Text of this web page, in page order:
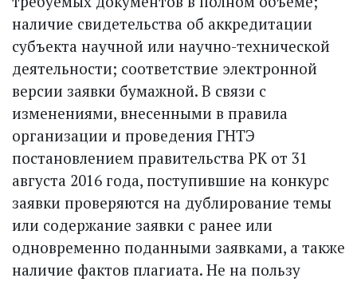
наличие свидетельства об аккредитации
субъекта научной или научно-технической
деятельности; соответствие электронной
версии заявки бумажной. В связи с
изменениями, внесенными в правила
организации и проведения ГНТЭ
постановлением правительства РК от 31
августа 2016 года, поступившие на конкурс
заявки проверяются на дублирование темы
или содержание заявки с ранее или
одновременно поданными заявками, а также
наличие фактов плагиата. Не на пользу